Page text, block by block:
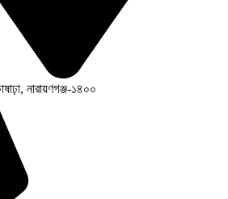
নারায়ণগঞ্জ-১৪০০